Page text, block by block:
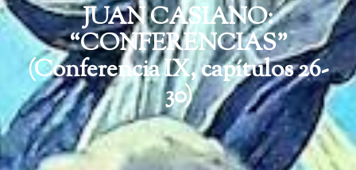
JUAN CASIANO:
“CONFERENCIAS”
(Conferencia IX, capítulos 26-
30)